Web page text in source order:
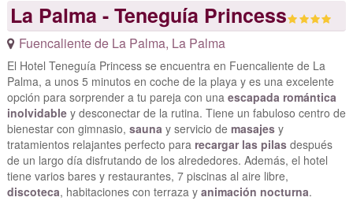
La Palma - Teneguía Princess
Fuencaliente de La Palma, La Palma
El Hotel Teneguía Princess se encuentra en Fuencaliente de La
Palma, a unos 5 minutos en coche de la playa y es una excelente
opción para sorprender a tu pareja con una escapada romántica
inolvidabley desconectar de la rutina. Tiene un fabuloso centro de
bienestar con gimnasio, sauna y servicio de masajesy
tratamientos relajantes perfecto para recargar las pilasdespués
de un largo día disfrutando de los alrededores. Además, el hotel
tiene varios bares y restaurantes, 7 piscinas al aire libre,
discoteca, habitaciones con terraza y animación nocturna.